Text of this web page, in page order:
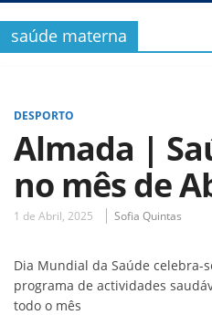
saúde materna
DESPORTO
Almada |
no mês de
1 de Abril, 2025 Sofia Quintas
Dia Mundial da Saúde celebra-
programa de actividades
todo o mês